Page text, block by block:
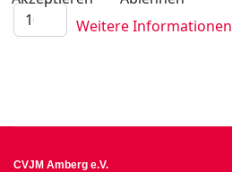
CVJM Amberg e.V.
Weitere Informationen